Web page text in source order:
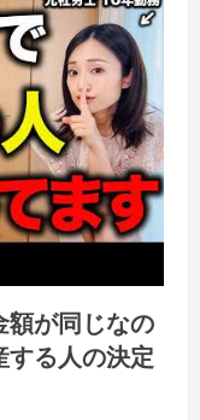
額が同じなの
る人の決定